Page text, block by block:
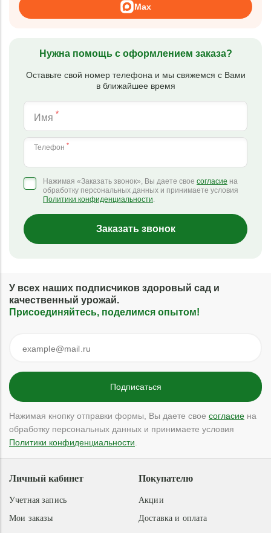
Max
Нужна помощь с оформлением заказа?
Оставьте свой номер телефона и мы свяжемся с Вами
в ближайшее время
Имя *
Телефон *
Нажимая «Заказать звонок», Вы даете свое согласие на
обработку персональных данных и принимаете условия
Политики конфиденциальности.
Заказать звонок
У всех наших подписчиков здоровый сад и
качественный урожай.
Присоединяйтесь, поделимся опытом!
Нажимая кнопку отправки формы, Вы даете свое согласие на
обработку персональных данных и принимаете условия
Политики конфиденциальности
Покупателю
Акции
Доставка и оплата
Личный кабинет
Учетная запись
Мои заказы